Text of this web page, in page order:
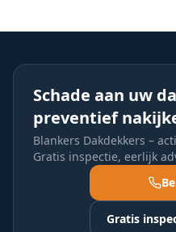
Schade aan uw
preventief
Blankers Dakdekkers –
Gratis inspectie, eerlijk
Gratis